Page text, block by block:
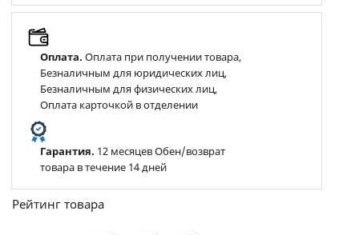
Оплата. Оплата при получении товара,
Безналичным для юридических лиц,
Безналичным для физических лиц,
Оплата карточкой в отделении
Гарантия. 12 месяцев Обен/возврат
товара в течение 14 дней
Рейтинг товара